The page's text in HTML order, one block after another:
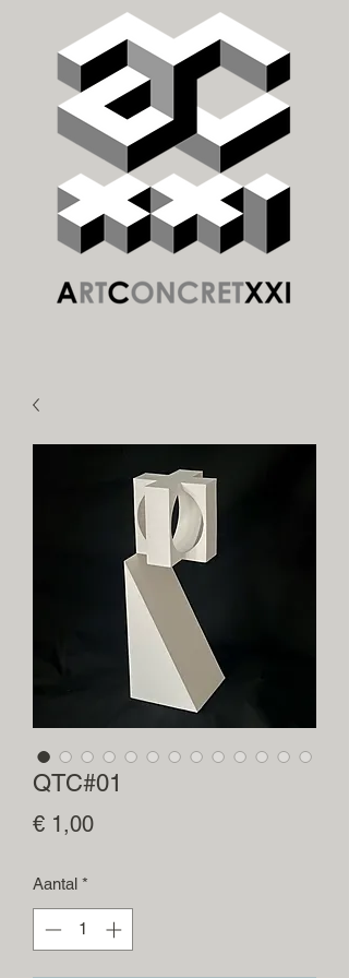
QTC#01
€ 1,00Prijs
Aantal *